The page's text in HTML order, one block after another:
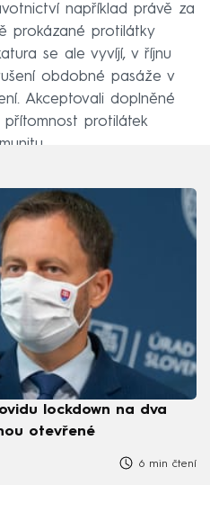
například právě za
prokázané protilátky
se ale vyvíjí, v říjnu
obdobné pasáže v
Akceptovali doplněné
přítomnost protilátek
lockdown na dva
otevřené
6 min čtení